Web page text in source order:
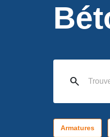
search
Armatures